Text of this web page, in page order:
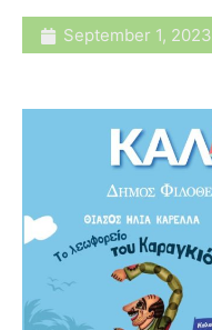
September 1, 2023